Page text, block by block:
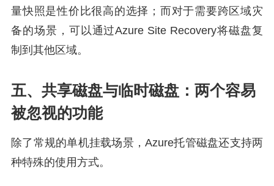
量快照是性价比很高的选择；而对于需要跨区域灾
备的场景，可以通过Azure Site Recovery将磁盘复
制到其他区域。
五、共享磁盘与临时磁盘：两个容易
被忽视的功能
除了常规的单机挂载场景，Azure托管磁盘还支持两
种特殊的使用方式。